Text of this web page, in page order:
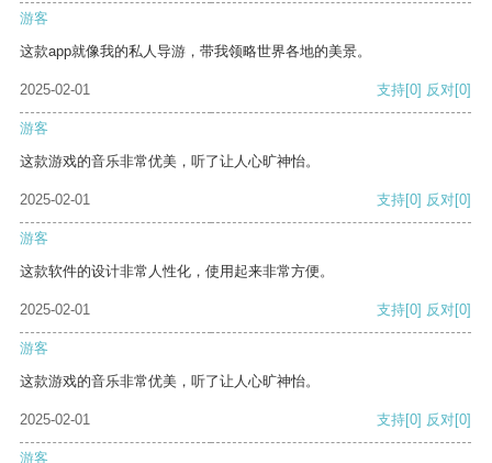
游客
这款app就像我的私人导游，带我领略世界各地的美景。
2025-02-01 支持[0] 反对[0]
游客
这款游戏的音乐非常优美，听了让人心旷神怡。
2025-02-01 支持[0] 反对[0]
游客
这款软件的设计非常人性化，使用起来非常方便。
2025-02-01 支持[0] 反对[0]
游客
这款游戏的音乐非常优美，听了让人心旷神怡。
2025-02-01 支持[0] 反对[0]
游客